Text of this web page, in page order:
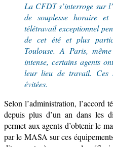
La CFDT s’interroge sur
de souplesse horaire
télétravail exceptionnel
de cet été et plus
Toulouse. A Paris,
intense, certains agents
leur lieu de travail. Ces
évitées.
Selon l’administration, l’accord
depuis plus d’un an dans les
permet aux agents d’obtenirle
par le MASAsur ces